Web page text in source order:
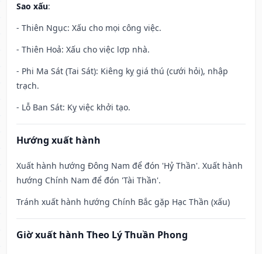
Sao xấu:
- Thiên Ngục: Xấu cho mọi công việc.
- Thiên Hoả: Xấu cho việc lợp nhà.
- Phi Ma Sát (Tai Sát): Kiêng kỵ giá thú (cưới hỏi), nhập
trạch.
- Lỗ Ban Sát: Kỵ việc khởi tạo.
Hướng xuất hành
Xuất hành hướng Đông Nam để đón 'Hỷ Thần'. Xuất hành
hướng Chính Nam để đón 'Tài Thần'.
Tránh xuất hành hướng Chính Bắc gặp Hạc Thần (xấu)
Giờ xuất hành Theo Lý Thuần Phong